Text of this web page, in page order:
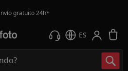
gratuito 24h*
ES